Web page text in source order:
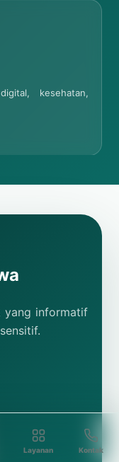
kesehatan,
yang informatif
Layanan Kontak